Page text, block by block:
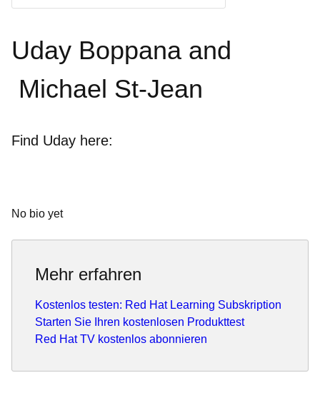
Uday Boppana and
Michael St-Jean
Find Uday here:
No bio yet
Mehr erfahren
Kostenlos testen: Red Hat Learning Subskription
Starten Sie Ihren kostenlosen Produkttest
Red Hat TV kostenlos abonnieren